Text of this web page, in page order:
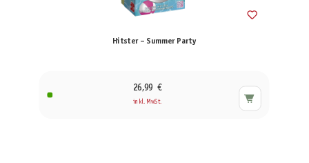
Hitster – Summer Party
26,99 €
inkl. MwSt.